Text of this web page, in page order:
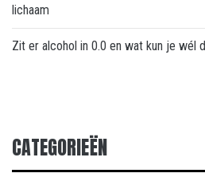
lichaam
Zit er alcohol in 0.0 en wat kun je wél
CATEGORIEËN